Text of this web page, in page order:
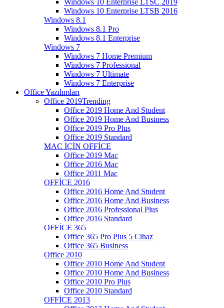
Windows 10 Enterprise LTSB 2016
Windows 8.1
Windows 8.1 Pro
Windows 8.1 Enterprise
Windows 7
Windows 7 Home Premium
Windows 7 Professional
Windows 7 Ultimate
Windows 7 Enterprise
Office Yazılımları
Office 2019Trending
Office 2019 Home And Student
Office 2019 Home And Business
Office 2019 Pro Plus
Office 2019 Standard
MAC İÇİN OFFİCE
Office 2019 Mac
Office 2016 Mac
Office 2011 Mac
OFFİCE 2016
Office 2016 Home And Student
Office 2016 Home And Business
Office 2016 Professional Plus
Office 2016 Standard
OFFİCE 365
Office 365 Pro Plus 5 Cihaz
Office 365 Business
Office 2010
Office 2010 Home And Student
Office 2010 Home And Business
Office 2010 Pro Plus
Office 2010 Standard
OFFİCE 2013